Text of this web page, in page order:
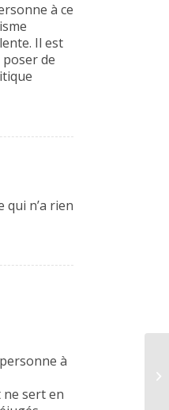
à ce
Il est
de
n’a rien
à
ne sert en